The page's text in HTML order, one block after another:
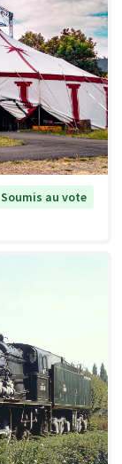
Soumis au vote